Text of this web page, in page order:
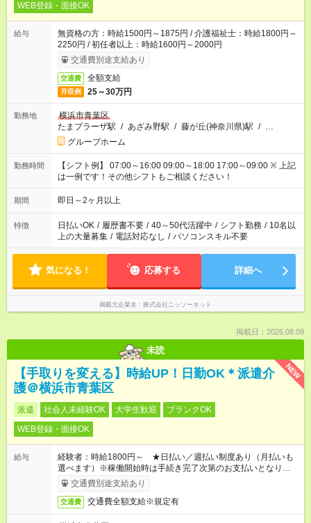
WEB登録・面接OK
給与
無資格の方：時給1500円～1875円 / 介護福祉士：時給1800円～
2250円 / 初任者以上：時給1600円～2000円
交通費別途支給あり
交通費 全額支給
月収例 25～30万円
勤務地
横浜市青葉区
たまプラーザ駅 / あざみ野駅 / 藤が丘(神奈川県)駅 / …
グループホーム
勤務時間
【シフト例】 07:00～16:00 09:00～18:00 17:00～09:00 ※ 上記
は一例です！その他シフトもご相談ください！
期間 即日～2ヶ月以上
特徴 日払いOK / 履歴書不要 / 40～50代活躍中 / シフト勤務 / 10名以
上の大量募集 / 電話対応なし / パソコンスキル不要
気になる！ 応募する 詳細へ
掲載元企業名 株式会社ニッソーネット
掲載日：2026.08.09
未読
NEW
【手取りを変える】時給UP！日勤OK＊派遣介
護＠横浜市青葉区
派遣 社会人未経験OK 大学生歓迎
ブランクOK
WEB登録・面接OK
給与
経験者：時給1800円～ ★日払い／週払い制度あり（月払いも
選べます）※稼働開始時は手続き完了次第のお支払いとなりま
す。交通費別途支給あり
交通費 交通費全額支給※規定有